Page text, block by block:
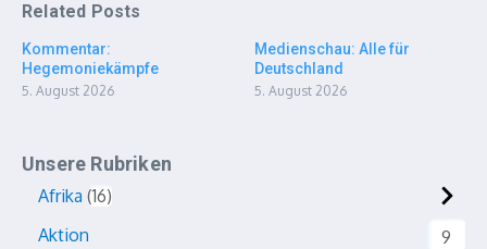
Related Posts
Kommentar:
Hegemoniekämpfe
5. August 2026
Medienschau: Alle für
Deutschland
5. August 2026
Unsere Rubriken
Afrika 16
Aktion
9